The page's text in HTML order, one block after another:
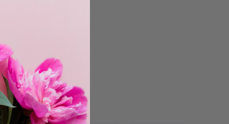
Insekten-Sudoku, Labyrinthe, Tier-Memory,
• Lösungen.
für